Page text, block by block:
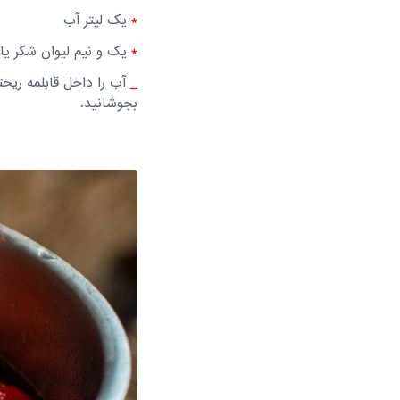
*یک لیتر آب
*یک و نیم لیوان شکر
_
بجوشانید.